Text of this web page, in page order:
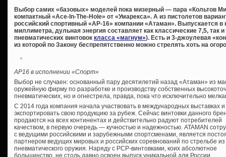
Выбор самих «базовых» моделей пока мизерный — пара «Кольтов
компактный «Ace-In-The-Hole» от «Умарекса». А из пистолетов
российский спортивный «АР-16» компании «Атаман». Выпускается в
миллиметра, дульная энергия составляет как классические 7,5, так
пневматических винтовок класса «магнум»). Есть и 3-джоулевая
из которой по Закону беспрепятственно можно стрелять хоть на
АР16 в исполнении «Спорт»
Выбор не случаен: основанный пару десятилетий назад «Атаман» из
оружейную фирму по разработке и производству собственных
пневматических, но и огнестрела, правда, пока что исключительно
С 2014 года компания начала участвовать в международных выставках и
экспортировать свою продукцию за рубеж. Сейчас винтовки данного
продаются на всех континентах и действительно радуют потребителей
качеством, в первую очередь — кучностью и надежностью. ATAMAN
с ведущими российскими и зарубежными спортcменами, является
партнером ведущих мировых и российских соревнований по стрельбе из
пневматического оружия. Наряду с PCP-винтовками, коих абсолютное